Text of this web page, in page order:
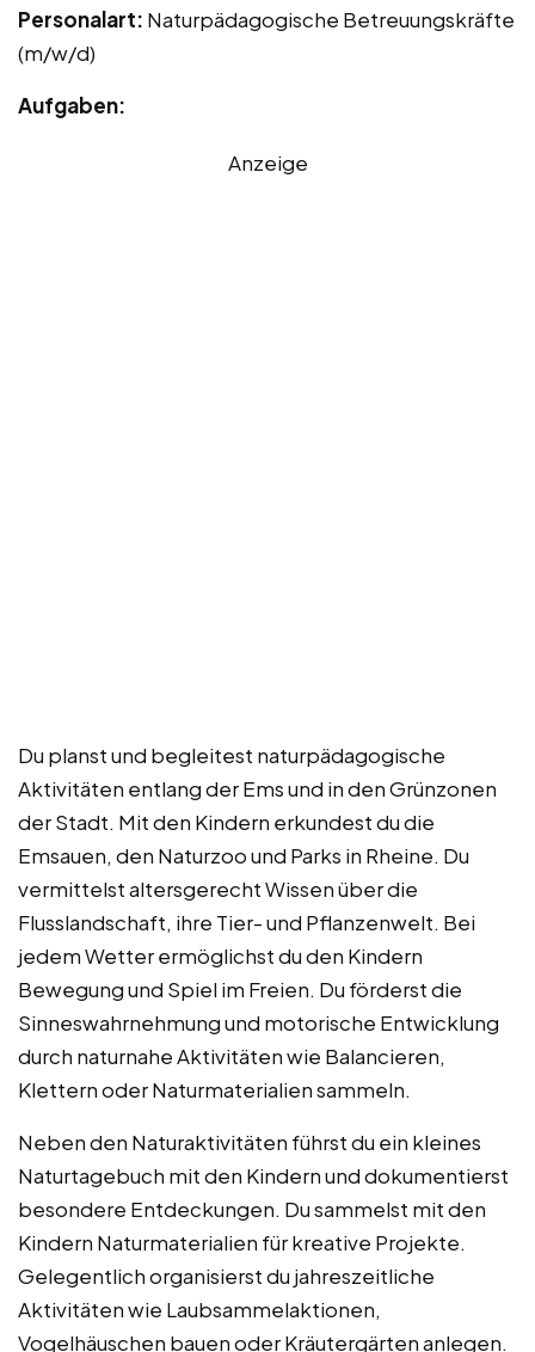
Personalart: Naturpädagogische Betreuungskräfte
(m/w/d)
Aufgaben:
Anzeige
Du planst und begleitest naturpädagogische
Aktivitäten entlang der Ems und in den Grünzonen
der Stadt. Mit den Kindern erkundest du die
Emsauen, den Naturzoo und Parks in Rheine. Du
vermittelst altersgerecht Wissen über die
Flusslandschaft, ihre Tier- und Pflanzenwelt. Bei
jedem Wetter ermöglichst du den Kindern
Bewegung und Spiel im Freien. Du förderst die
Sinneswahrnehmung und motorische Entwicklung
durch naturnahe Aktivitäten wie Balancieren,
Klettern oder Naturmaterialien sammeln.
Neben den Naturaktivitäten führst du ein kleines
Naturtagebuch mit den Kindern und dokumentierst
besondere Entdeckungen. Du sammelst mit den
Kindern Naturmaterialien für kreative Projekte.
Gelegentlich organisierst du jahreszeitliche
Aktivitäten wie Laubsammelaktionen,
Vogelhäuschen bauen oder Kräutergärten anlegen.